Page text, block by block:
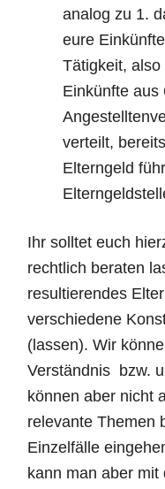
analog zu 1.
eure
Tätigkeit, also
Einkünfte aus
verteilt,
Elterngeld
Ihr solltet euch
rechtlich beraten
resultierendes
verschiedene
(lassen). Wir
Verständnis bzw.
können aber nicht
relevante Themen
Einzelfälle
kann man aber